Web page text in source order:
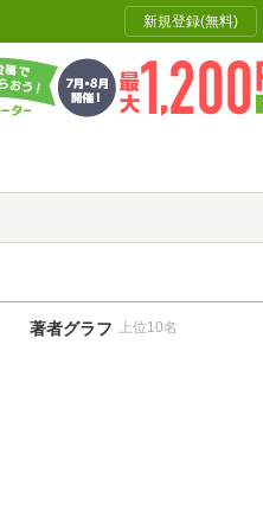
新規登録(無料)
著者グラフ 上位10名